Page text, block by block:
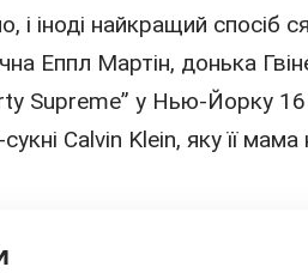
і іноді найкращий спосіб
Еппл Мартін, донька
Supreme” у Нью-Йорку
сукні Calvin Klein, яку її